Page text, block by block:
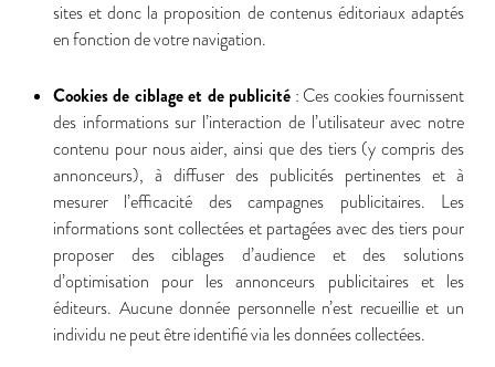
sites et donc la proposition de contenus éditoriaux adaptés
en fonction de votre navigation.
Cookies de ciblage et de publicité : Ces cookies fournissent
des informations sur l’interaction de l’utilisateur avec notre
contenu pour nous aider, ainsi que des tiers (y compris des
annonceurs), à diffuser des publicités pertinentes et à
mesurer l’efficacité des campagnes publicitaires. Les
informations sont collectées et partagées avec des tiers pour
proposer des ciblages d’audience et des solutions
d’optimisation pour les annonceurs publicitaires et les
éditeurs. Aucune donnée personnelle n’est recueillie et un
individu ne peut être identifié via les données collectées.